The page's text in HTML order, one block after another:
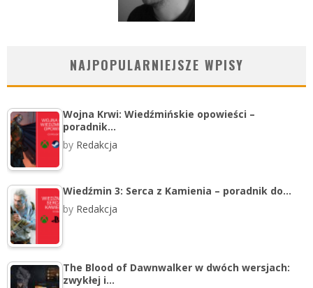
NAJPOPULARNIEJSZE WPISY
Wojna Krwi: Wiedźmińskie opowieści –
poradnik…
by Redakcja
Wiedźmin 3: Serca z Kamienia – poradnik do…
by Redakcja
The Blood of Dawnwalker w dwóch wersjach:
zwykłej i…